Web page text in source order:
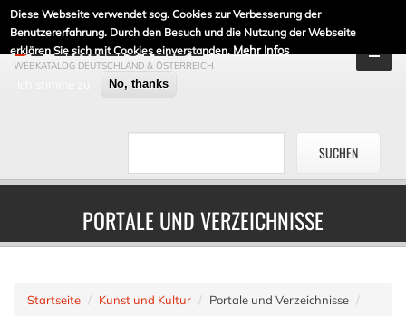
Diese Webseite verwendet sog. Cookies zur Verbesserung der
Benutzererfahrung. Durch den Besuch und die Nutzung der Webseite
erklären Sie sich mit Cookies einverstanden. Mehr Infos
No, thanks
DE-LINKLISTE.DE
WEBKATALOG DEUTSCHLAND & ÖSTERREICH
PORTALE UND VERZEICHNISSE
Startseite Kunst und Kultur Portale und Verzeichnisse